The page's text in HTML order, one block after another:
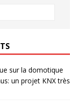
sur la domotique
un projet KNX très